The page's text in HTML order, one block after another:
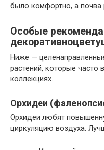
было комфортно, а почва
Особые
Ниже —
растений, которые часто
коллекциях.
Орхидеи
Орхидеи любят
циркуляцию воздуха.